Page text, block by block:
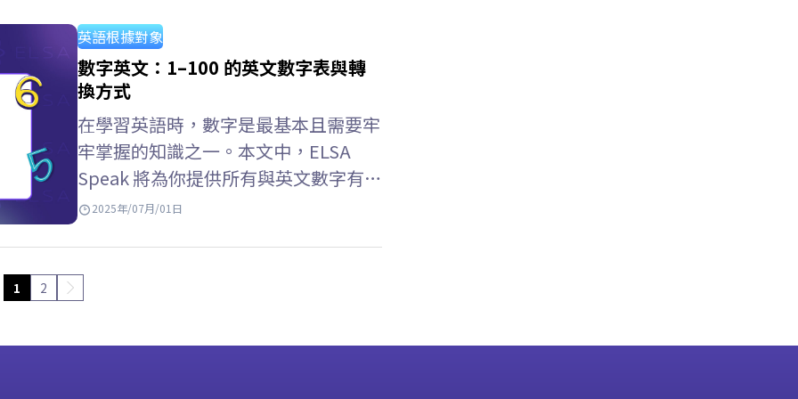
英語根據對象
數字英文：1–100 的英文數字表與轉
換方式
在學習英語時，數字是最基本且需要牢
牢掌握的知識之一。本文中，ELSA
Speak 將為你提供所有與英文數字有關
的知識，例如：11英文、12英文或完
2025年/07月/01日
1 2